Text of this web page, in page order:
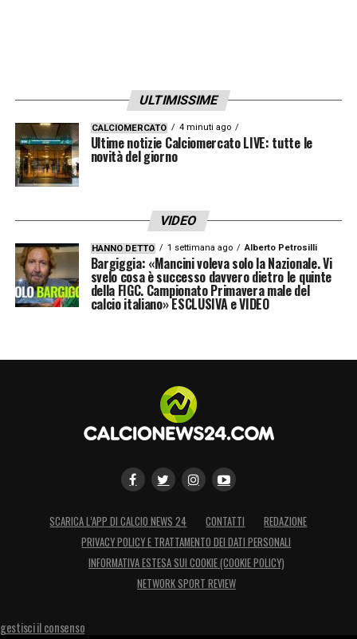
ULTIMISSIME
CALCIOMERCATO 4 minuti ago
Ultime notizie Calciomercato LIVE: tutte le
novità del giorno
VIDEO
HANNO DETTO 1 settimana ago Alberto Petrosilli
Bargiggia: «Mancini voleva solo la Nazionale. Vi
svelo cosa è successo davvero dietro le quinte
della FIGC. Campionato Primavera male del
calcio italiano» ESCLUSIVA e VIDEO
SCARICA L’APP DI CALCIO NEWS 24 CONTATTI
REDAZIONE
PRIVACY POLICY E TRATTAMENTO DEI DATI PERSONALI
INFORMATIVA ESTESA SUI COOKIE (COOKIE POLICY)
NETWORK SPORT REVIEW
gestisci il consenso